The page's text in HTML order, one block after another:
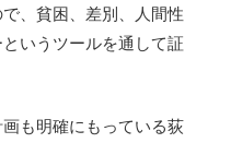
、貧困、差別、人間性
いうツールを通して証
も明確にもっている荻